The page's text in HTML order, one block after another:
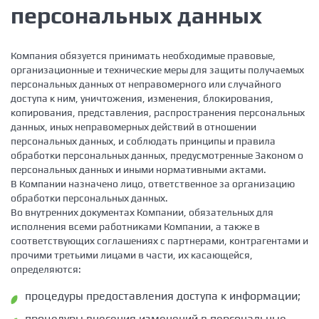
персональных данных
Компания обязуется принимать необходимые правовые,
организационные и технические меры для защиты получаемых
персональных данных от неправомерного или случайного
доступа к ним, уничтожения, изменения, блокирования,
копирования, представления, распространения персональных
данных, иных неправомерных действий в отношении
персональных данных, и соблюдать принципы и правила
обработки персональных данных, предусмотренные Законом о
персональных данных и иными нормативными актами.
В Компании назначено лицо, ответственное за организацию
обработки персональных данных.
Во внутренних документах Компании, обязательных для
исполнения всеми работниками Компании, а также в
соответствующих соглашениях с партнерами, контрагентами и
прочими третьими лицами в части, их касающейся,
определяются:
процедуры предоставления доступа к информации;